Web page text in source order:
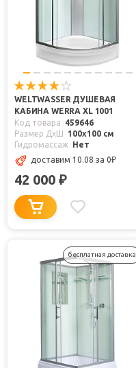
WELTWASSER ДУШЕВАЯ
КАБИНА WERRA XL 1001
Код товара
459646
Размер ДхШ
100x100 см
Гидромассаж
Нет
доставим 10.08 за 0₽
42 000 ₽
бесплатная доставка